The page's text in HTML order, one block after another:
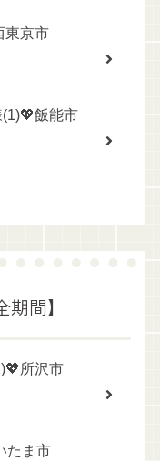
東京市
飯能市
間】
所沢市
たま市